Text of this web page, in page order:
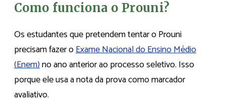
Como funciona o Prouni?
Os estudantes que pretendem tentar o Prouni
precisam fazer oExame Nacional do Ensino Médio
(Enem)no ano anterior ao processo seletivo. Isso
porque ele usa a nota da prova como marcador
avaliativo.